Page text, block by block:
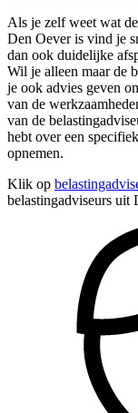
Als je zelf weet wat
Den Oever is vind je
dan ook duidelijke
Wil je alleen maar de
je ook advies geven
van de
van de
hebt over een
opnemen.
Klik op
belastingadviseurs uit